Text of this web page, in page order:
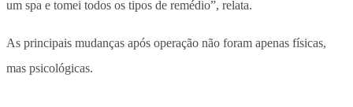
um spa e tomei todos os tipos de remédio”, relata.
As principais mudanças após operação não foram apenas físicas,
mas psicológicas.